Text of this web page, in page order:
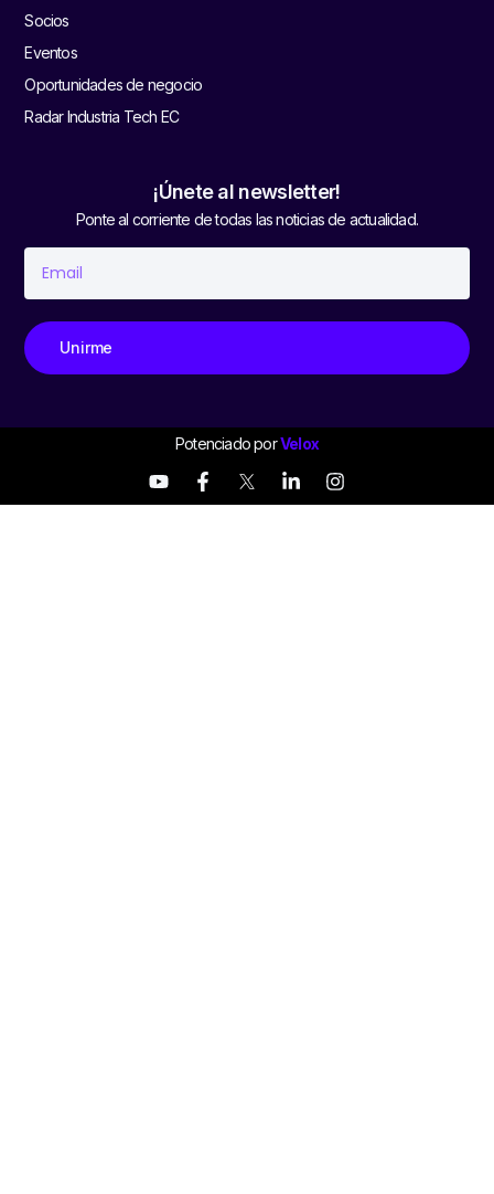
Socios
Eventos
Oportunidades de negocio
Radar Industria Tech EC
¡Únete al newsletter!
Ponte al corriente de todas las noticias de actualidad.
Unirme
Potenciado porVelox